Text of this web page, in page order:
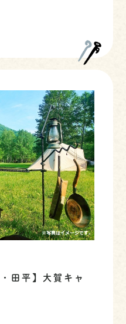
田平】大賀キャ